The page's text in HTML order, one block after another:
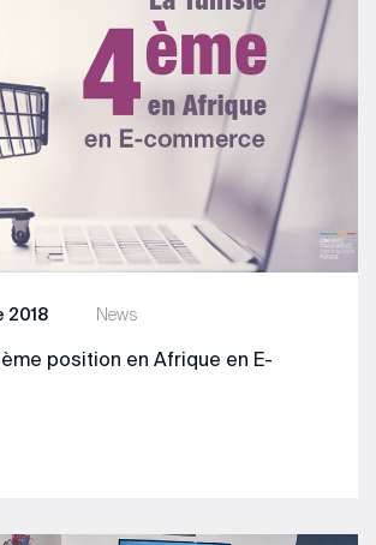
News
2018
position en Afrique en E-